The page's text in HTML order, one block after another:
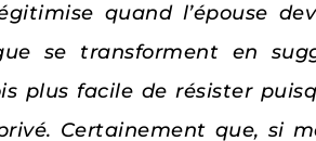
quand l’épouse
se transforment en
plus facile de résister
Certainement que, si